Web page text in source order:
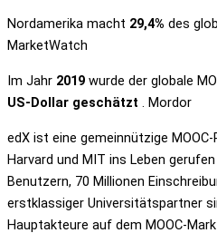
Nordamerika macht 29,4% des
MarketWatch
Im Jahr 2019 wurde der globale
US-Dollar geschätzt . Mordor
edX ist eine gemeinnützige
Harvard und MIT ins Leben
Benutzern, 70 Millionen
erstklassiger Universitätspartner
Hauptakteure auf dem MOOC-